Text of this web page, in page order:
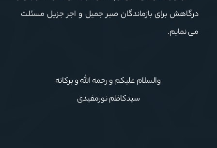
درگاهش برای بازماندگان صبر جمیل و اجر جزیل مسئلت
می نمایم.
والسلام علیکم و رحمه الله و برکاته
سیدکاظم نورمفیدی